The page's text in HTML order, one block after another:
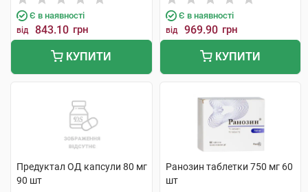
Є в наявності
від 843.10 грн
КУПИТИ
Є в наявності
від 969.90 грн
КУПИТИ
Предуктал ОД капсули 80 мг
90 шт
Ранозин таблетки 750 мг 60
шт